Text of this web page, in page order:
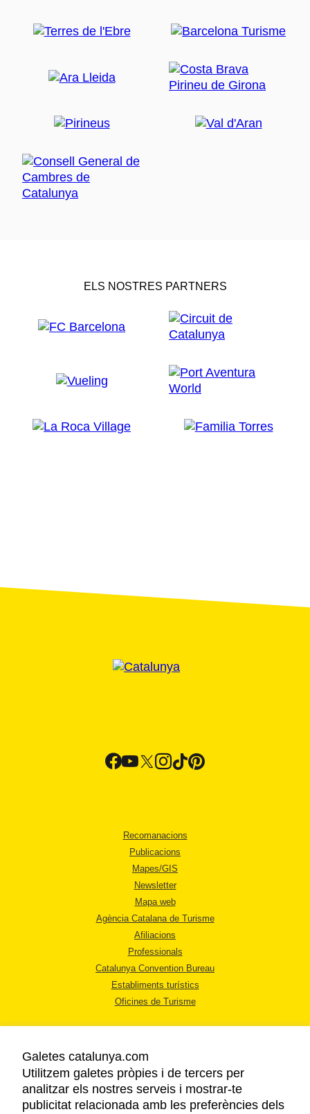
ELS NOSTRES PARTNERS
Recomanacions
Publicacions
Mapes/GIS
Newsletter
Mapa web
Agència Catalana de Turisme
Afiliacions
Professionals
Catalunya Convention Bureau
Establiments turístics
Oficines de Turisme
AVÍS LEGAL
Galetes catalunya.com
Utilitzem galetes pròpies i de tercers per
analitzar els nostres serveis i mostrar-te
publicitat relacionada amb les preferències dels